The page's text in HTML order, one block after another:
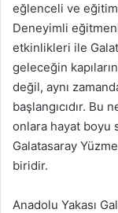
eğlenceli ve eğitim
Deneyimli
etkinlikleri ile
geleceğin
değil, aynı
başlangıcıdır.
onlara hayat boyu
Galatasaray
biridir.
Anadolu Yakası